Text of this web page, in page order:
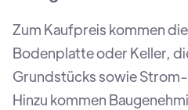
Zum Kaufpreis kommen
Bodenplatte oder Keller,
Grundstücks sowie
Hinzu kommen